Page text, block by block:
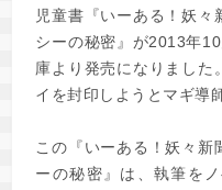
児童書『いーある！妖
シーの秘密』が2013年
庫より発売になりました
イを封印しようとマギ
この『いーある！妖々
ーの秘密』は、執筆を